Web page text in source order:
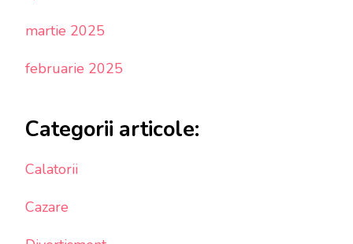
martie 2025
februarie 2025
Categorii articole:
Calatorii
Cazare